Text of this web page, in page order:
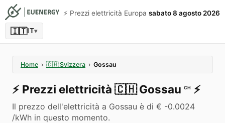
⚡️ Prezzi elettricità Europa sabato 8 agosto 2026
🇮🇹IT▾
Home › 🇨🇭 Svizzera › Gossau
⚡️ Prezzi elettricità 🇨🇭 Gossau CH ⚡️
Il prezzo dell'elettricità a Gossau è di € -0.0024
/kWh in questo momento.